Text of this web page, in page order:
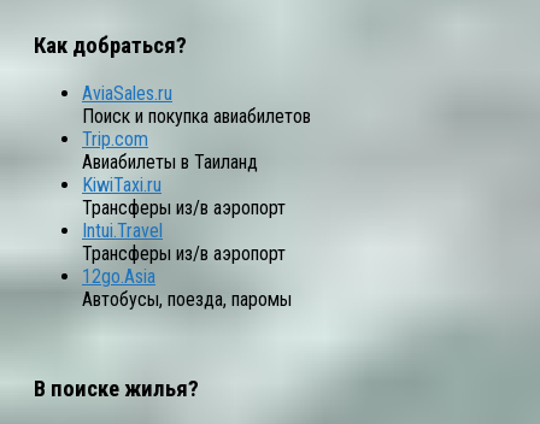
Как добраться?
AviaSales.ru
Поиск и покупка авиабилетов
Trip.com
Авиабилеты в Таиланд
KiwiTaxi.ru
Трансферы из/в аэропорт
Intui.Travel
Трансферы из/в аэропорт
12go.Asia
Автобусы, поезда, паромы
В поиске жилья?